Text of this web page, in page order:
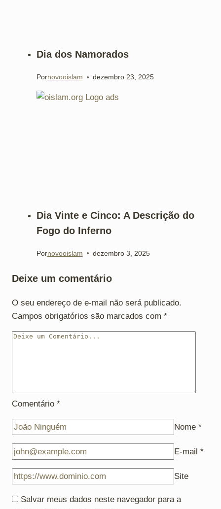
Dia dos Namorados
Pornovooislam dezembro 23, 2025
Dia Vinte e Cinco: A Descrição do
Fogo do Inferno
Pornovooislam dezembro 3, 2025
Deixe um comentário
O seu endereço de e-mail não será publicado.
Campos obrigatórios são marcados com *
Comentário *
Nome *
E-mail *
Site
Salvar meus dados neste navegador para a